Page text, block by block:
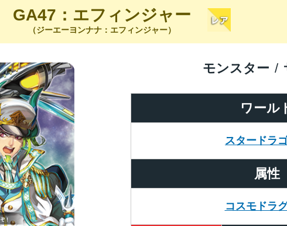
GA47：エフィンジャー
（ジーエーヨンナナ：エフィンジャー）
ワール
スタードラ
モンスター
属性
コスモドラ